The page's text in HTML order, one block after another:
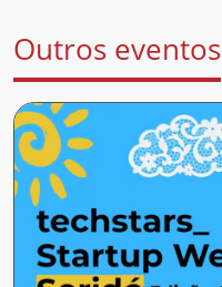
Outros eventos